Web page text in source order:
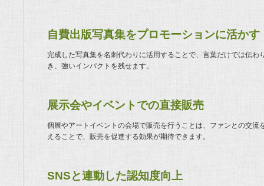
自費出版写真集をプロモーションに活かす
完成した写真集を名刺代わりに活用することで、言葉だけでは伝わ
き、強いインパクトを残せます。
展示会やイベントでの直接販売
個展やアートイベントの会場で販売を行うことは、ファンとの交
えることで、販売を促進する効果が期待できます。
SNSと連動した認知度向上